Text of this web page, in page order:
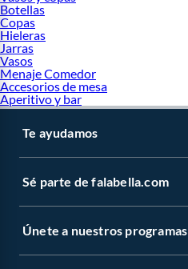
Botellas
Copas
Hieleras
Jarras
Vasos
Menaje Comedor
Accesorios de mesa
Aperitivo y bar
Te ayudamos
Sé parte de falabella.com
Únete a nuestros programas